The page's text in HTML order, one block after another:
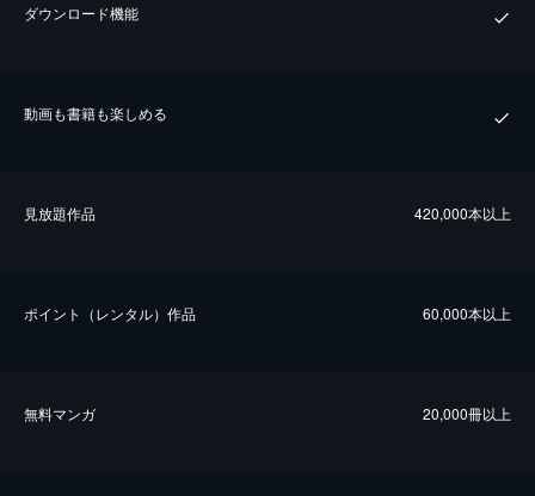
ダウンロード機能
動画も書籍も楽しめる
⾒放題作品 420,000本以上
ポイント（レンタル）作品 60,000本以上
無料マンガ 20,000冊以上